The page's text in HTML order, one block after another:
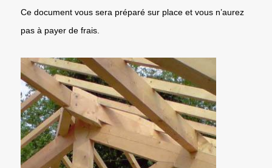
Ce document vous sera préparé sur place et vous n’aurez
pas à payer de frais.